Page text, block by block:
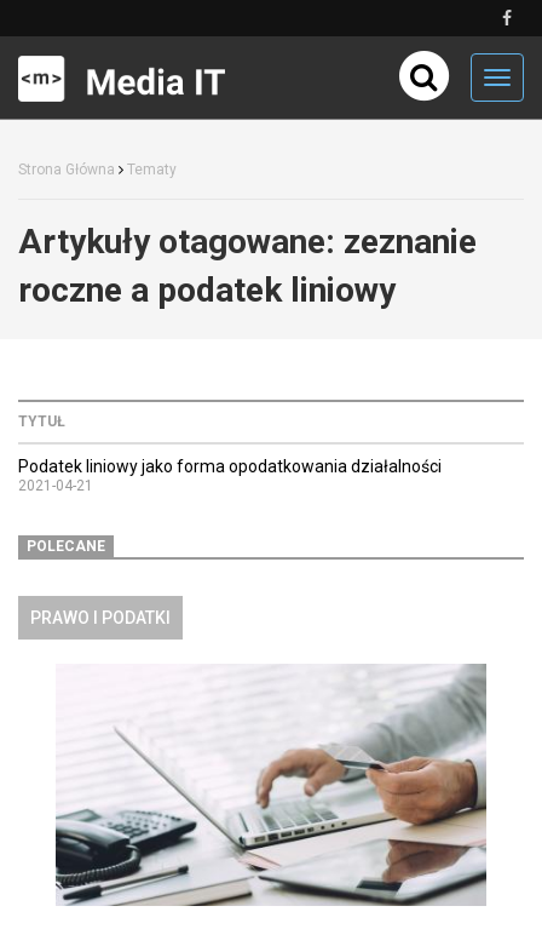
Strona Główna Tematy
Artykuły otagowane: zeznanie
roczne a podatek liniowy
TYTUŁ
Podatek liniowy jako forma opodatkowania działalności
2021-04-21
POLECANE
PRAWO I PODATKI